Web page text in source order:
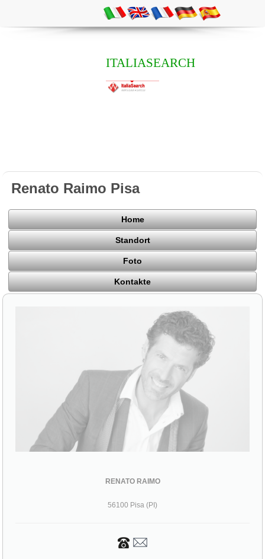
ITALIASEARCH
Renato Raimo Pisa
Home
Standort
Foto
Kontakte
RENATO RAIMO
56100 Pisa (PI)